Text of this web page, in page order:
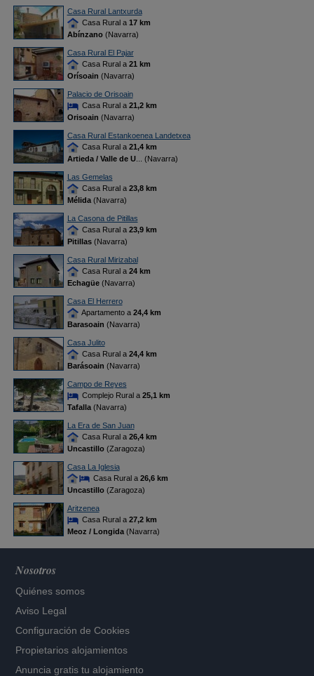
Casa Rural Lantxurda
Casa Rural a 17 km
Abínzano(Navarra)
Casa Rural El Pajar
Casa Rural a 21 km
Orísoain (Navarra)
Palacio de Orisoain
Casa Rural a 21,2 km
Orisoain (Navarra)
Casa Rural Estankoenea Landetxea
Casa Rural a 21,4 km
Artieda / Valle de U... (Navarra)
Las Gemelas
Casa Rural a 23,8 km
Mélida(Navarra)
La Casona de Pitillas
Casa Rural a 23,9 km
Pitillas(Navarra)
Casa Rural Mirizabal
Casa Rural a 24 km
Echagüe(Navarra)
Casa El Herrero
Apartamento a 24,4 km
Barasoain (Navarra)
Casa Julito
Casa Rural a 24,4 km
Barásoain (Navarra)
Campo de Reyes
Complejo Rural a 25,1 km
Tafalla(Navarra)
La Era de San Juan
Casa Rural a 26,4 km
Uncastillo(Zaragoza)
Casa La Iglesia
Casa Rural a 26,6 km
Uncastillo(Zaragoza)
Aritzenea
Casa Rural a 27,2 km
Meoz / Longida(Navarra)
Nosotros
Quiénes somos
Aviso Legal
Configuración de Cookies
Propietarios alojamientos
Anuncia gratis tu alojamiento